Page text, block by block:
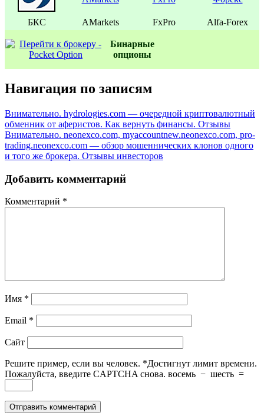
БКС AMarkets FxPro Alfa-Forex
Бинаpные
oпционы
Навигация по записям
Внимательно. hydrologies.com — очередной криптовалютный
обменник от аферистов. Как вернуть финансы. Отзывы
Внимательно. neonexco.com, myaccountnew.neonexco.com, pro-
trading.neonexco.com — обзор мошеннических клонов одного
и того же брокера. Отзывы инвесторов
Добавить комментарий
Комментарий *
Имя *
Email *
Сайт
Решите пример, если вы человек. *Достигнут лимит времени.
Пожалуйста, введите CAPTCHA снова. восемь − шесть =